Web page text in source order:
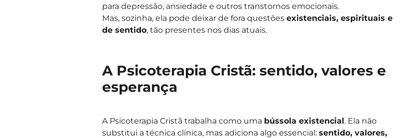
para depressão, ansiedade e outros transtornos emocionais.
Mas, sozinha, ela pode deixar de fora questões existenciais, espirituais e
de sentido, tão presentes nos dias atuais.
A Psicoterapia Cristã: sentido, valores e
esperança
A Psicoterapia Cristã trabalha como uma bússola existencial. Ela não
substitui a técnica clínica, mas adiciona algo essencial: sentido, valores,